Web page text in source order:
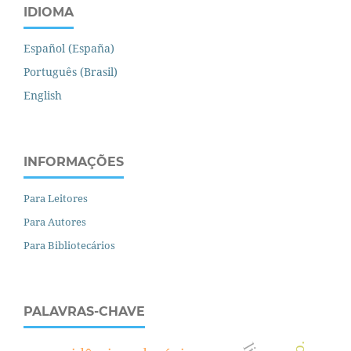
IDIOMA
Español (España)
Português (Brasil)
English
INFORMAÇÕES
Para Leitores
Para Autores
Para Bibliotecários
PALAVRAS-CHAVE